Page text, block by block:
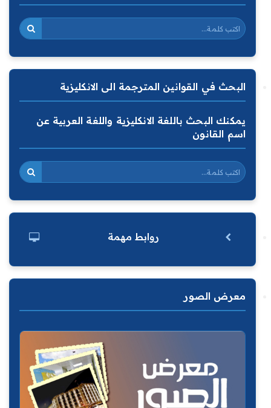
البحث في القوانين المترجمة الى الانكليزية
يمكنك البحث باللغة الانكليزية واللغة العربية عن
اسم القانون
روابط مهمة
معرض الصور